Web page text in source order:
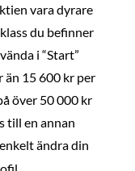
vara dyrare
du befinner
i “Start”
än 15 600 kr per
över 50 000 kr
till en annan
ändra din